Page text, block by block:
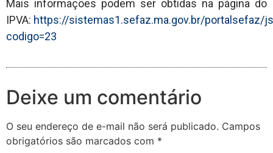
Mais informações podem ser obtidas na página do
IPVA: https://sistemas1.sefaz.ma.gov.br/portalsefaz/
codigo=23
Deixe um comentário
O seu endereço de e-mail não será publicado. Campos
obrigatórios são marcados com *